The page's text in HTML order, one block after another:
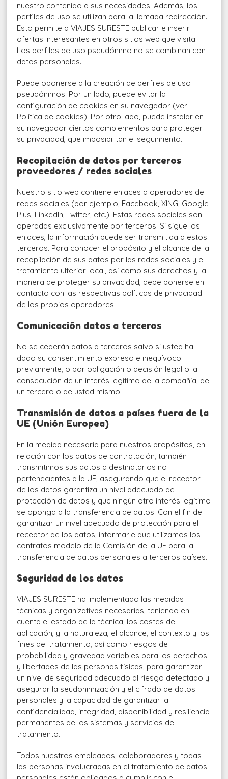
nuestro contenido a sus necesidades. Además, los
perfiles de uso se utilizan para la llamada redirección.
Esto permite a VIAJES SURESTE publicar e inserir
ofertas interesantes en otros sitios web que visita.
Los perfiles de uso pseudónimo no se combinan con
datos personales.
Puede oponerse a la creación de perfiles de uso
pseudónimos. Por un lado, puede evitar la
configuración de cookies en su navegador (ver
Política de cookies). Por otro lado, puede instalar en
su navegador ciertos complementos para proteger
su privacidad, que imposibilitan el seguimiento.
Recopilación de datos por terceros
proveedores / redes sociales
Nuestro sitio web contiene enlaces a operadores de
redes sociales (por ejemplo, Facebook, XING, Google
Plus, LinkedIn, Twitter, etc.). Estas redes sociales son
operadas exclusivamente por terceros. Si sigue los
enlaces, la información puede ser transmitida a estos
terceros. Para conocer el propósito y el alcance de la
recopilación de sus datos por las redes sociales y el
tratamiento ulterior local, así como sus derechos y la
manera de proteger su privacidad, debe ponerse en
contacto con las respectivas políticas de privacidad
de los propios operadores.
Comunicación datos a terceros
No se cederán datos a terceros salvo si usted ha
dado su consentimiento expreso e inequívoco
previamente, o por obligación o decisión legal o la
consecución de un interés legítimo de la compañía, de
un tercero o de usted mismo.
Transmisión de datos a países fuera de la
UE (Unión Europea)
En la medida necesaria para nuestros propósitos, en
relación con los datos de contratación, también
transmitimos sus datos a destinatarios no
pertenecientes a la UE, asegurando que el receptor
de los datos garantiza un nivel adecuado de
protección de datos y que ningún otro interés legítimo
se oponga a la transferencia de datos. Con el fin de
garantizar un nivel adecuado de protección para el
receptor de los datos, informarle que utilizamos los
contratos modelo de la Comisión de la UE para la
transferencia de datos personales a terceros países.
Seguridad de los datos
VIAJES SURESTE ha implementado las medidas
técnicas y organizativas necesarias, teniendo en
cuenta el estado de la técnica, los costes de
aplicación, y la naturaleza, el alcance, el contexto y los
fines del tratamiento, así como riesgos de
probabilidad y gravedad variables para los derechos
y libertades de las personas físicas, para garantizar
un nivel de seguridad adecuado al riesgo detectado y
asegurar la seudonimización y el cifrado de datos
personales y la capacidad de garantizar la
confidencialidad, integridad, disponibilidad y resiliencia
permanentes de los sistemas y servicios de
tratamiento.
Todos nuestros empleados, colaboradores y todas
las personas involucradas en el tratamiento de datos